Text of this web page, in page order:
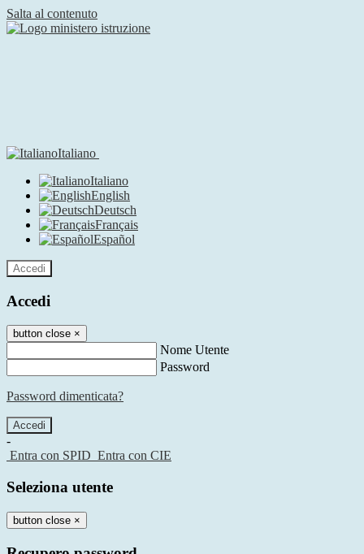
Salta al contenuto
Italiano
Italiano
English
Deutsch
Français
Español
Accedi
Accedi
button close ×
Nome Utente
Password
Password dimenticata?
-
Entra con SPID Entra con CIE
Seleziona utente
button close ×